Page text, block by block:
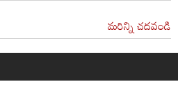
మరిన్ని చదవండి